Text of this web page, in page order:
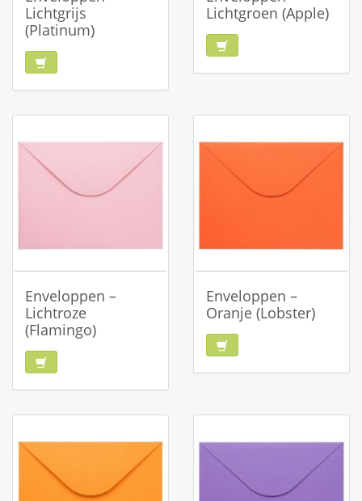
Lichtgrijs
(Platinum)
Lichtgroen (Apple)
Enveloppen –
Lichtroze
(Flamingo)
Enveloppen –
Oranje (Lobster)